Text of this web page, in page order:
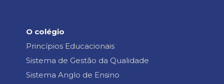
O colégio
Princípios Educacionais
Sistema de Gestão da Qualidade
Sistema Anglo de Ensino